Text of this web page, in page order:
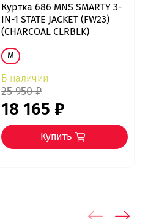
Куртка 686 MNS SMARTY 3-
IN-1 STATE JACKET (FW23)
(CHARCOAL CLRBLK)
M
В наличии
25 950 ₽
18 165 ₽
Купить